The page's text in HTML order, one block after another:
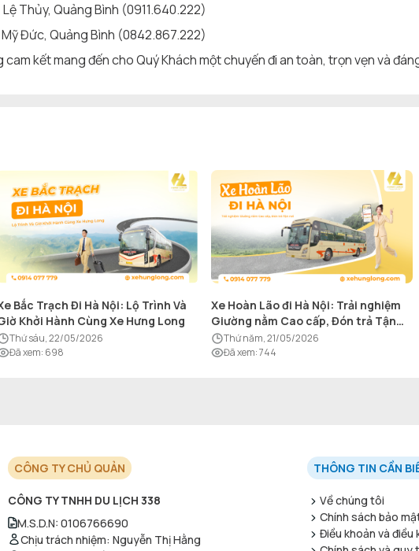
Thủy, Quảng Bình (0911.640.222)
Đức, Quảng Bình (0842.867.222)
cam kết mang đến cho Quý Khách một chuyến đi an toàn, trọn vẹn và
Bắc Trạch Đi Hà Nội: Lộ Trình Và
Khởi Hành Cùng Xe Hưng Long
thứ sáu, 22/05/2026
Đã xem: 698
Xe Hoàn Lão đi Hà Nội: Trải nghiệm
Giường nằm Cao cấp, Đón trả Tận
nơithứ năm, 21/05/2026
Đã xem:744
CÔNG TY CHỦ QUẢN
CÔNG TY TNHH DU LỊCH 338
M.S.D.N: 0106766690
Chịu trách nhiệm: Nguyễn Thị Hằng
THÔNG TIN CẦN
Về chúng tôi
Chính sách bảo
Điều khoản và điều